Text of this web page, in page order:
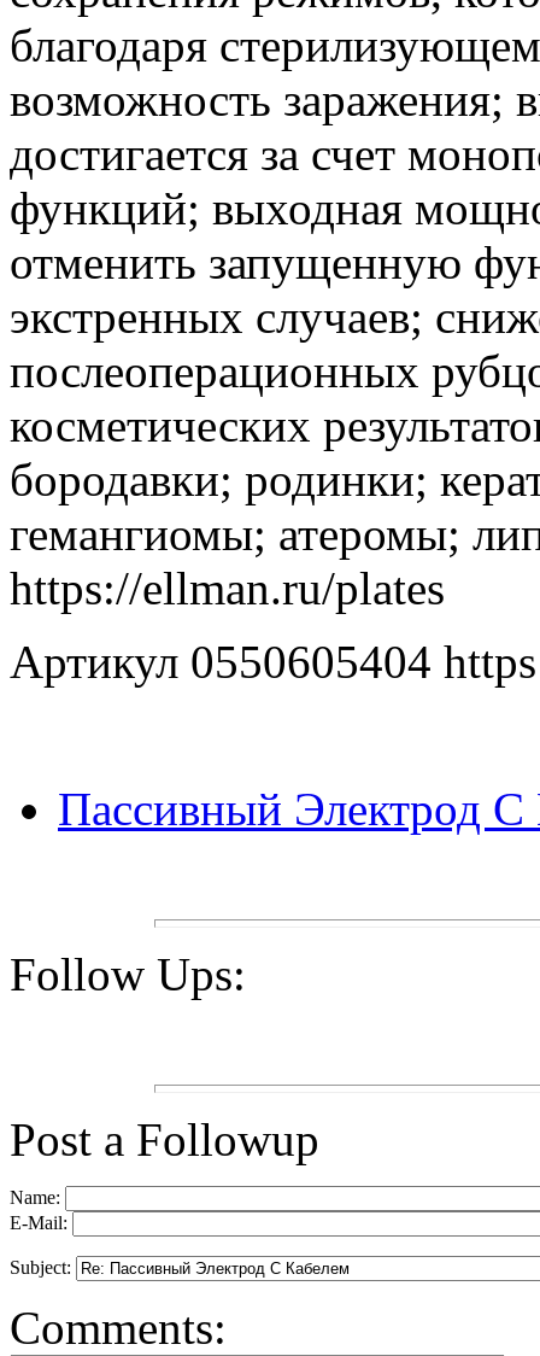
благодаря
возможность заражения;
достигается за счет
функций; выходная
отменить запущенную
экстренных случаев;
послеоперационных
косметических
бородавки; родинки;
гемангиомы; атеромы;
https://ellman.ru/plates
Артикул 0550605404
Пассивный Электрод С
Follow Ups:
Post a Followup
Name:
E-Mail:
Subject:
Comments: